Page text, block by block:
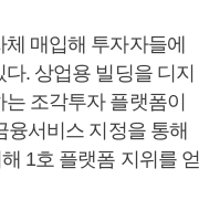
매입해 투자자들에
. 상업용 빌딩을 디지
조각투자 플랫폼이
융서비스 지정을 통해
1호 플랫폼 지위를 얻